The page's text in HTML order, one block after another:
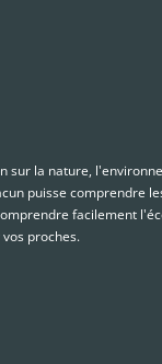
sur la nature,
puisse comprendre
facilement
proches.